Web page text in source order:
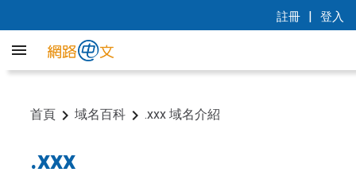
註冊 | 登入
首頁 域名百科 .xxx 域名介紹
.xxx